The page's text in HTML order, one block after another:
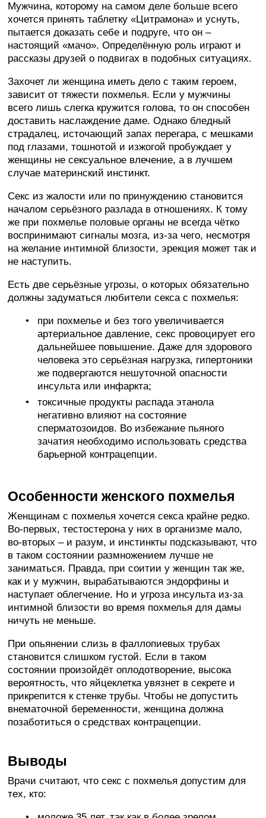
Мужчина, которому на самом деле больше всего
хочется принять таблетку «Цитрамона» и уснуть,
пытается доказать себе и подруге, что он –
настоящий «мачо». Определённую роль играют и
рассказы друзей о подвигах в подобных ситуациях.
Захочет ли женщина иметь дело с таким героем,
зависит от тяжести похмелья. Если у мужчины
всего лишь слегка кружится голова, то он способен
доставить наслаждение даме. Однако бледный
страдалец, источающий запах перегара, с мешками
под глазами, тошнотой и изжогой пробуждает у
женщины не сексуальное влечение, а в лучшем
случае материнский инстинкт.
Секс из жалости или по принуждению становится
началом серьёзного разлада в отношениях. К тому
же при похмелье половые органы не всегда чётко
воспринимают сигналы мозга, из-за чего, несмотря
на желание интимной близости, эрекция может так и
не наступить.
Есть две серьёзные угрозы, о которых обязательно
должны задуматься любители секса с похмелья:
при похмелье и без того увеличивается
артериальное давление, секс провоцирует его
дальнейшее повышение. Даже для здорового
человека это серьёзная нагрузка, гипертоники
же подвергаются нешуточной опасности
инсульта или инфаркта;
токсичные продукты распада этанола
негативно влияют на состояние
сперматозоидов. Во избежание пьяного
зачатия необходимо использовать средства
барьерной контрацепции.
Особенности женского похмелья
Женщинам с похмелья хочется секса крайне редко.
Во-первых, тестостерона у них в организме мало,
во-вторых – и разум, и инстинкты подсказывают, что
в таком состоянии размножением лучше не
заниматься. Правда, при соитии у женщин так же,
как и у мужчин, вырабатываются эндорфины и
наступает облегчение. Но и угроза инсульта из-за
интимной близости во время похмелья для дамы
ничуть не меньше.
При опьянении слизь в фаллопиевых трубах
становится слишком густой. Если в таком
состоянии произойдёт оплодотворение, высока
вероятность, что яйцеклетка увязнет в секрете и
прикрепится к стенке трубы. Чтобы не допустить
внематочной беременности, женщина должна
позаботиться о средствах контрацепции.
Выводы
Врачи считают, что секс с похмелья допустим для
тех, кто: